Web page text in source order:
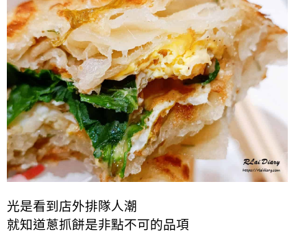
光是看到店外排隊人潮
就知道蔥抓餅是非點不可的品項